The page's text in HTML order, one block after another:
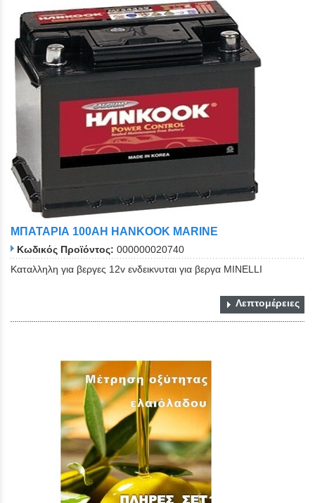
ΜΠΑΤΑΡΙΑ 100ΑΗ HANKOOK MARINE
Κωδικός Προϊόντος: 000000020740
Kαταλληλη για βεργες 12v ενδεικνυται για βεργα ΜINELLI
Λεπτομέρειες